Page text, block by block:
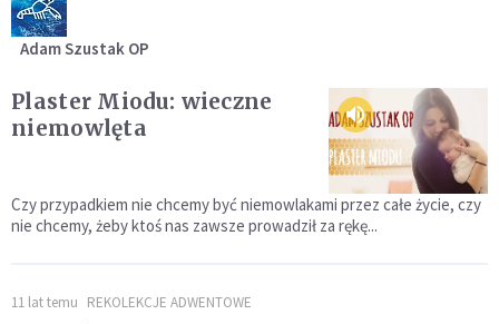
Adam Szustak OP
Plaster Miodu: wieczne
niemowlęta
Czy przypadkiem nie chcemy być niemowlakami przez całe życie, czy
nie chcemy, żeby ktoś nas zawsze prowadził za rękę...
11 lat temu REKOLEKCJE ADWENTOWE